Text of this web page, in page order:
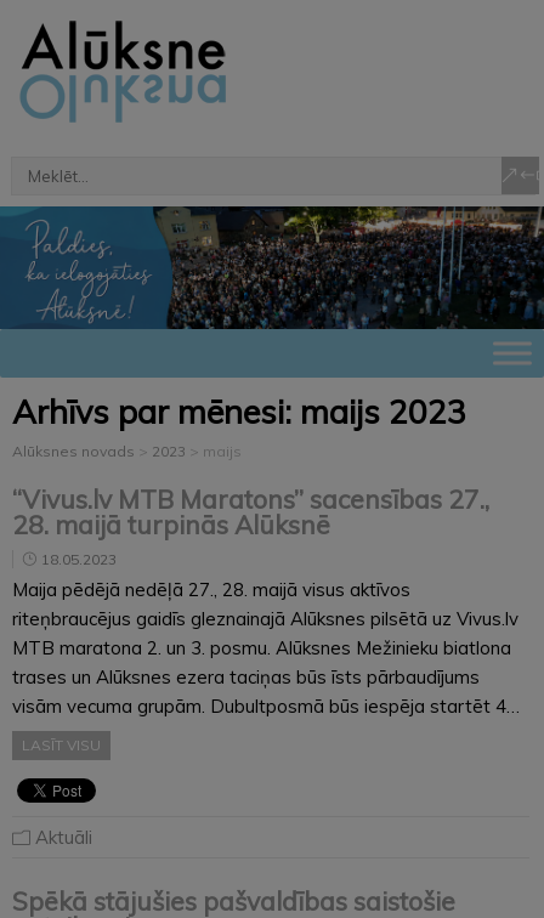
Arhīvs par mēnesi: maijs 2023
Alūksnes novads > 2023 > maijs
“Vivus.lv MTB Maratons” sacensības 27.,
28. maijā turpinās Alūksnē
18.05.2023
Maija pēdējā nedēļā 27., 28. maijā visus aktīvos
riteņbraucējus gaidīs gleznainajā Alūksnes pilsētā uz Vivus.lv
MTB maratona 2. un 3. posmu. Alūksnes Mežinieku biatlona
trases un Alūksnes ezera taciņas būs īsts pārbaudījums
visām vecuma grupām. Dubultposmā būs iespēja startēt 4…
LASĪT VISU
Aktuāli
Spēkā stājušies pašvaldības saistošie